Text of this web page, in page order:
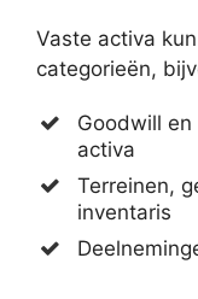
Vaste activa
categorieën,
Goodwill
activa
Terreinen,
inventaris